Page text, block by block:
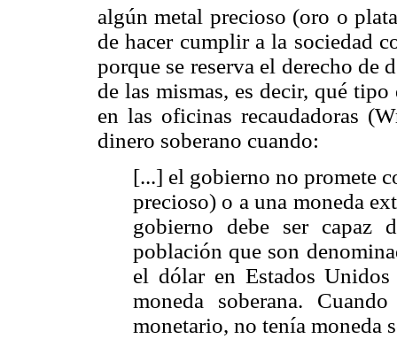
algún metal precioso (oro o
de hacer cumplir a la sociedad
porque se reserva el derecho de
de las mismas, es decir, qué
en las oficinas recaudadoras
dinero soberano cuando:
[...] el gobierno no promete
precioso) o a una moneda
gobierno debe ser capaz
población que son
el dólar en Estados
moneda soberana.
monetario, no tenía moneda